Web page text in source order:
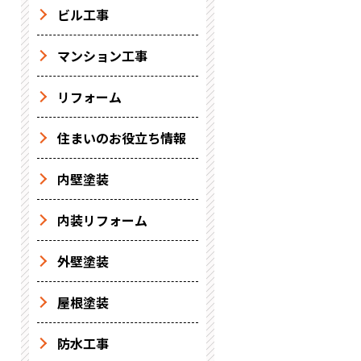
ビル工事
マンション工事
リフォーム
住まいのお役立ち情報
内壁塗装
内装リフォーム
外壁塗装
屋根塗装
防水工事